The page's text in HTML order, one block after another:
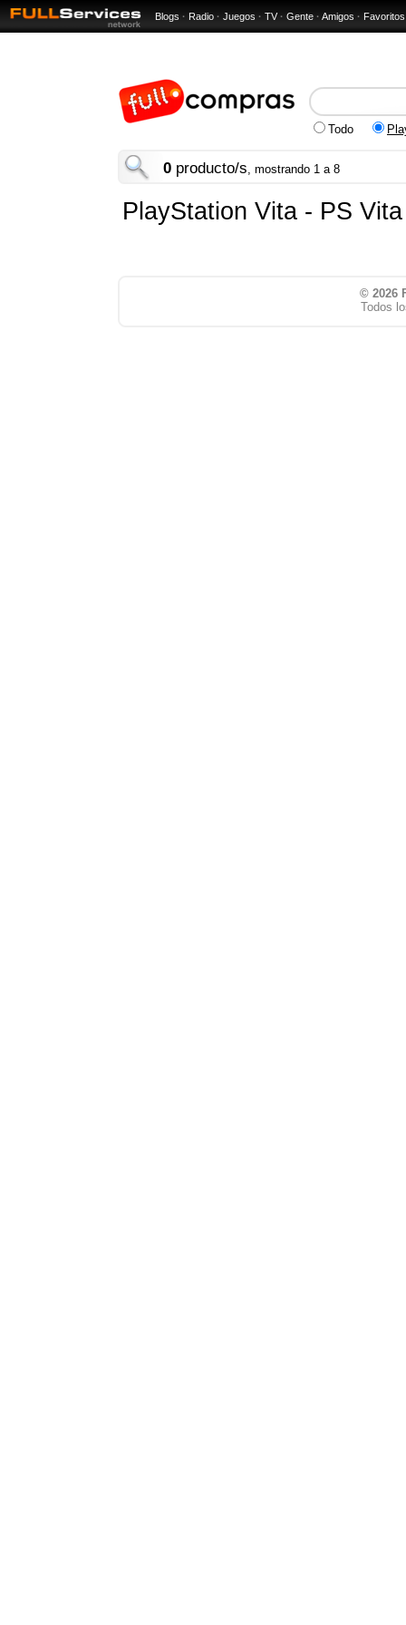
Blogs · Radio · Juegos · TV · Gente · Amigos · Favoritos
Todo
0 producto/s, mostrando 1 a 8
PlayStation Vita - PS Vita
© 2026
Todos